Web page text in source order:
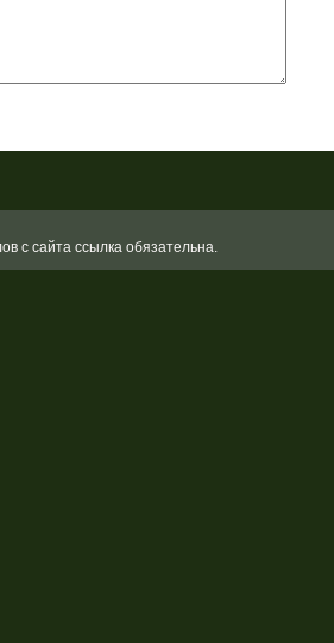
с сайта ссылка обязательна.